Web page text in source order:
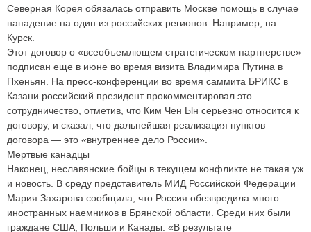
Северная Корея обязалась отправить Москве помощь в случае
нападение на один из российских регионов. Например, на
Курск.
Этот договор о «всеобъемлющем стратегическом партнерстве»
подписан еще в июне во время визита Владимира Путина в
Пхеньян. На пресс-конференции во время саммита БРИКС в
Казани российский президент прокомментировал это
сотрудничество, отметив, что Ким Чен Ын серьезно относится к
договору, и сказал, что дальнейшая реализация пунктов
договора — это «внутреннее дело России».
Мертвые канадцы
Наконец, неславянские бойцы в текущем конфликте не такая уж
и новость. В среду представитель МИД Российской Федерации
Мария Захарова сообщила, что Россия обезвредила много
иностранных наемников в Брянской области. Среди них были
граждане США, Польши и Канады. «В результате